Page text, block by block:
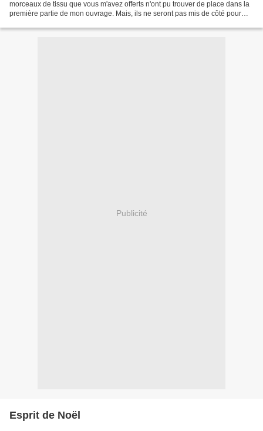
morceaux de tissu que vous m'avez offerts n'ont pu trouver de place dans la
première partie de mon ouvrage. Mais, ils ne seront pas mis de côté pour
Publicité
Esprit de Noël